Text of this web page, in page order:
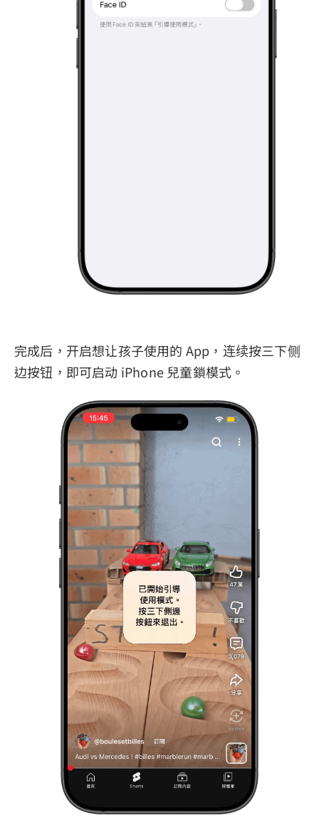
完成后，开启想让孩子使用的 App，连续按三下侧
边按钮，即可启动 iPhone 兒童鎖模式。